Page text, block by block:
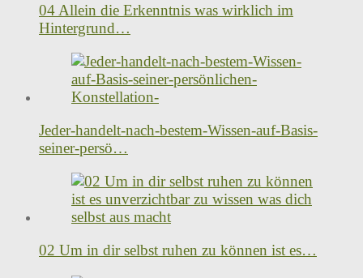
04 Allein die Erkenntnis was wirklich im
Hintergrund…
Jeder-handelt-nach-bestem-Wissen-auf-Basis-
seiner-persö…
02 Um in dir selbst ruhen zu können ist es…